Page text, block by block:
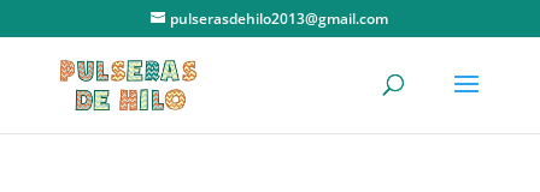
pulserasdehilo2013@gmail.com